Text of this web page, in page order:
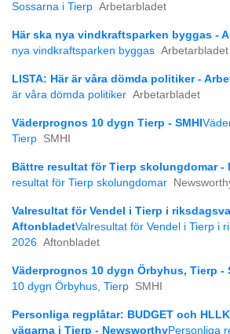
Sossarna i Tierp Arbetarbladet
Här ska nya vindkraftsparken byggas -
nya vindkraftsparken byggas Arbetarbladet
LISTA: Här är våra dömda politiker -
är våra dömda politiker Arbetarbladet
Väderprognos 10 dygn Tierp - SMHI
Tierp SMHI
Bättre resultat för Tierp skolungdomar -
resultat för Tierp skolungdomar
Valresultat för Vendel i Tierp i
AftonbladetValresultat för Vendel i Tierp i
2026 Aftonbladet
Väderprognos 10 dygn Örbyhus, Tierp -
10 dygn Örbyhus, Tierp SMHI
Personliga regplåtar: BUDGET och
vägarna i Tierp - NewsworthyPersonliga